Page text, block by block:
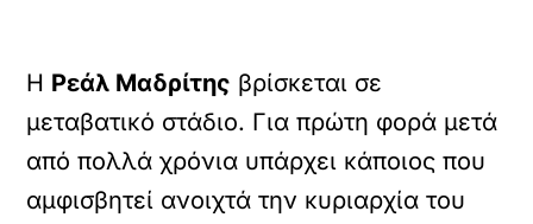
Η Ρεάλ Μαδρίτης βρίσκεται σε
μεταβατικό στάδιο. Για πρώτη φορά μετά
από πολλά χρόνια υπάρχει κάποιος που
αμφισβητεί ανοιχτά την κυριαρχία του